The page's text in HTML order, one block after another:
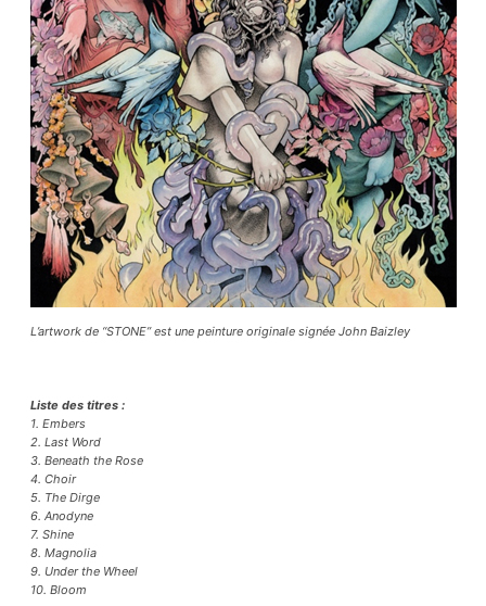
L’artwork de “STONE” est une peinture originale signée John Baizley
Liste des titres :
1. Embers
2. Last Word
3. Beneath the Rose
4. Choir
5. The Dirge
6. Anodyne
7. Shine
8. Magnolia
9. Under the Wheel
10. Bloom